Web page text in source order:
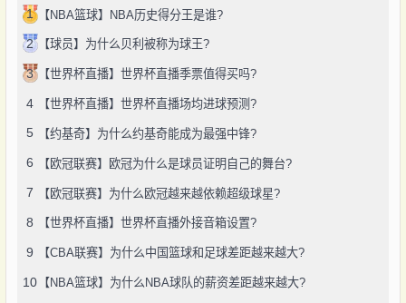
1 【NBA篮球】NBA历史得分王是谁?
2 【球员】为什么贝利被称为球王?
3 【世界杯直播】世界杯直播季票值得买吗?
4 【世界杯直播】世界杯直播场均进球预测?
5 【约基奇】为什么约基奇能成为最强中锋?
6 【欧冠联赛】欧冠为什么是球员证明自己的舞台?
7 【欧冠联赛】为什么欧冠越来越依赖超级球星?
8 【世界杯直播】世界杯直播外接音箱设置?
9 【CBA联赛】为什么中国篮球和足球差距越来越大?
10 【NBA篮球】为什么NBA球队的薪资差距越来越大?